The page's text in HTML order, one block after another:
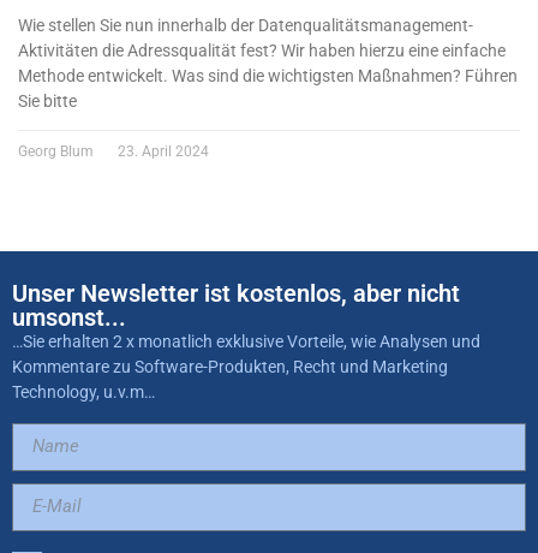
Wie stellen Sie nun innerhalb der Datenqualitätsmanagement-
Aktivitäten die Adressqualität fest? Wir haben hierzu eine einfache
Methode entwickelt. Was sind die wichtigsten Maßnahmen? Führen
Sie bitte
Georg Blum 23. April 2024
Unser Newsletter ist kostenlos, aber nicht
umsonst...
…Sie erhalten 2 x monatlich exklusive Vorteile, wie Analysen und
Kommentare zu Software-Produkten, Recht und Marketing
Technology, u.v.m…